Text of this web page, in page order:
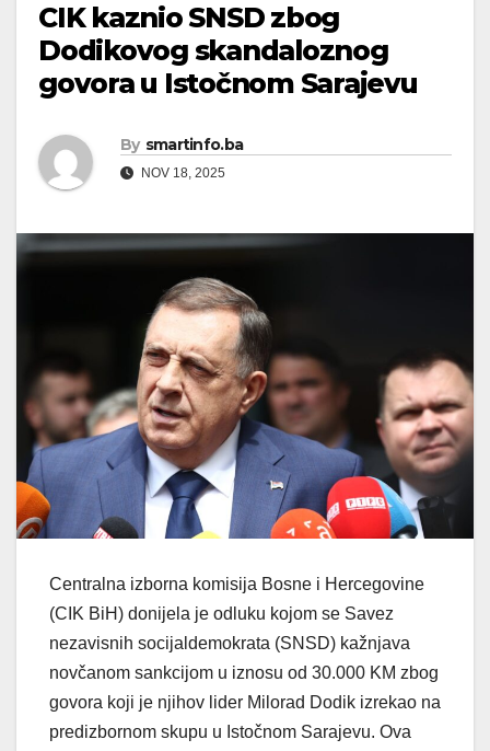
CIK kaznio SNSD zbog
Dodikovog skandaloznog
govora u Istočnom Sarajevu
By smartinfo.ba
NOV 18, 2025
Centralna izborna komisija Bosne i Hercegovine
(CIK BiH) donijela je odluku kojom se Savez
nezavisnih socijaldemokrata (SNSD) kažnjava
novčanom sankcijom u iznosu od 30.000 KM zbog
govora koji je njihov lider Milorad Dodik izrekao na
predizbornom skupu u Istočnom Sarajevu. Ova